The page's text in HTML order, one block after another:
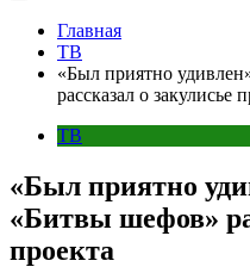
Главная
ТВ
«Был приятно
рассказал о закулисье
ТВ
«Был приятно
«Битвы шефов»
проекта